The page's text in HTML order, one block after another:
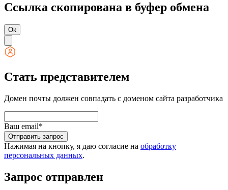
Ссылка скопирована в буфер обмена
Ок
Стать представителем
Домен почты должен совпадать с доменом сайта разработчика
Ваш email*
Отправить запрос
Нажимая на кнопку, я даю согласие на обработку
персональных данных.
Запрос отправлен